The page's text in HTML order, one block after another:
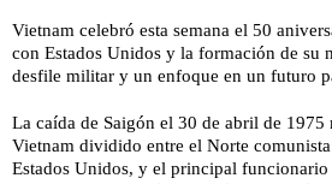
Vietnam celebró esta semana el 50
con Estados Unidos y la formación de su
desfile militar y un enfoque en un futuro
La caída de Saigón el 30 de abril de
Vietnam dividido entre el Norte
Estados Unidos, y el principal